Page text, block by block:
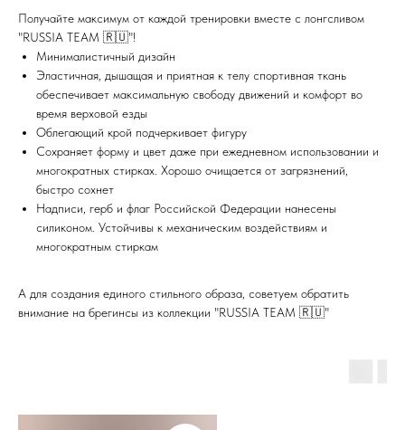
Получайте максимум от каждой тренировки вместе с лонгсливом
"RUSSIA TEAM 🇷🇺"!
Минималистичный дизайн
Эластичная, дышащая и приятная к телу спортивная ткань
обеспечивает максимальную свободу движений и комфорт во
время верховой езды
Облегающий крой подчеркивает фигуру
Сохраняет форму и цвет даже при ежедневном использовании и
многократных стирках. Хорошо очищается от загрязнений,
быстро сохнет
Надписи, герб и флаг Российской Федерации нанесены
силиконом. Устойчивы к механическим воздействиям и
многократным стиркам
А для создания единого стильного образа, советуем обратить
внимание на брегинсы из коллекции "RUSSIA TEAM 🇷🇺"